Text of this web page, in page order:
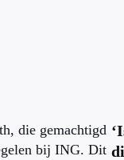
die gemachtigd
bij ING. Dit